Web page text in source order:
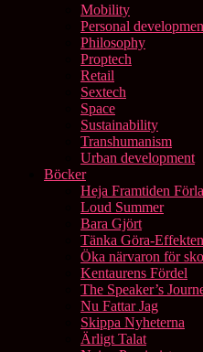
Mobility
Personal
Philosophy
Proptech
Retail
Sextech
Space
Sustainability
Transhumanism
Urban development
Böcker
Heja Framtiden
Loud Summer
Bara Gjört
Tänka Göra-Effekten
Öka närvaron för
Kentaurens Fördel
The Speaker’s
Nu Fattar Jag
Skippa Nyheterna
Ärligt Talat